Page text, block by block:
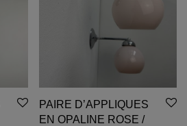
PAIRE D’APPLIQUES
EN OPALINE ROSE /